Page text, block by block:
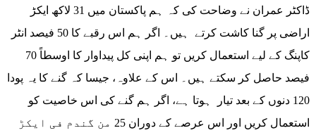
ڈاکٹر عمران نے وضاحت کی کہ ہم پاکستان میں 31 لاکھ ایکڑ
اراضی پر گنا کاشت کرتے ہیں۔ اگر ہم اس رقبے کا 50 فیصد انٹر
کاپنگ کے لیے استعمال کریں تو ہم اپنی کل پیداوار کا اوسطاً 70
فیصد حاصل کر سکتے ہیں۔ اس کے علاوہ، جیسا کہ گنے کا یہ پودا
120 دنوں کے بعد تیار ہوتا ہے، اگر ہم گنے کی اس خاصیت کو
استعمال کریں اور اس عرصے کے دوران 25 من گندم فی ایکڑ